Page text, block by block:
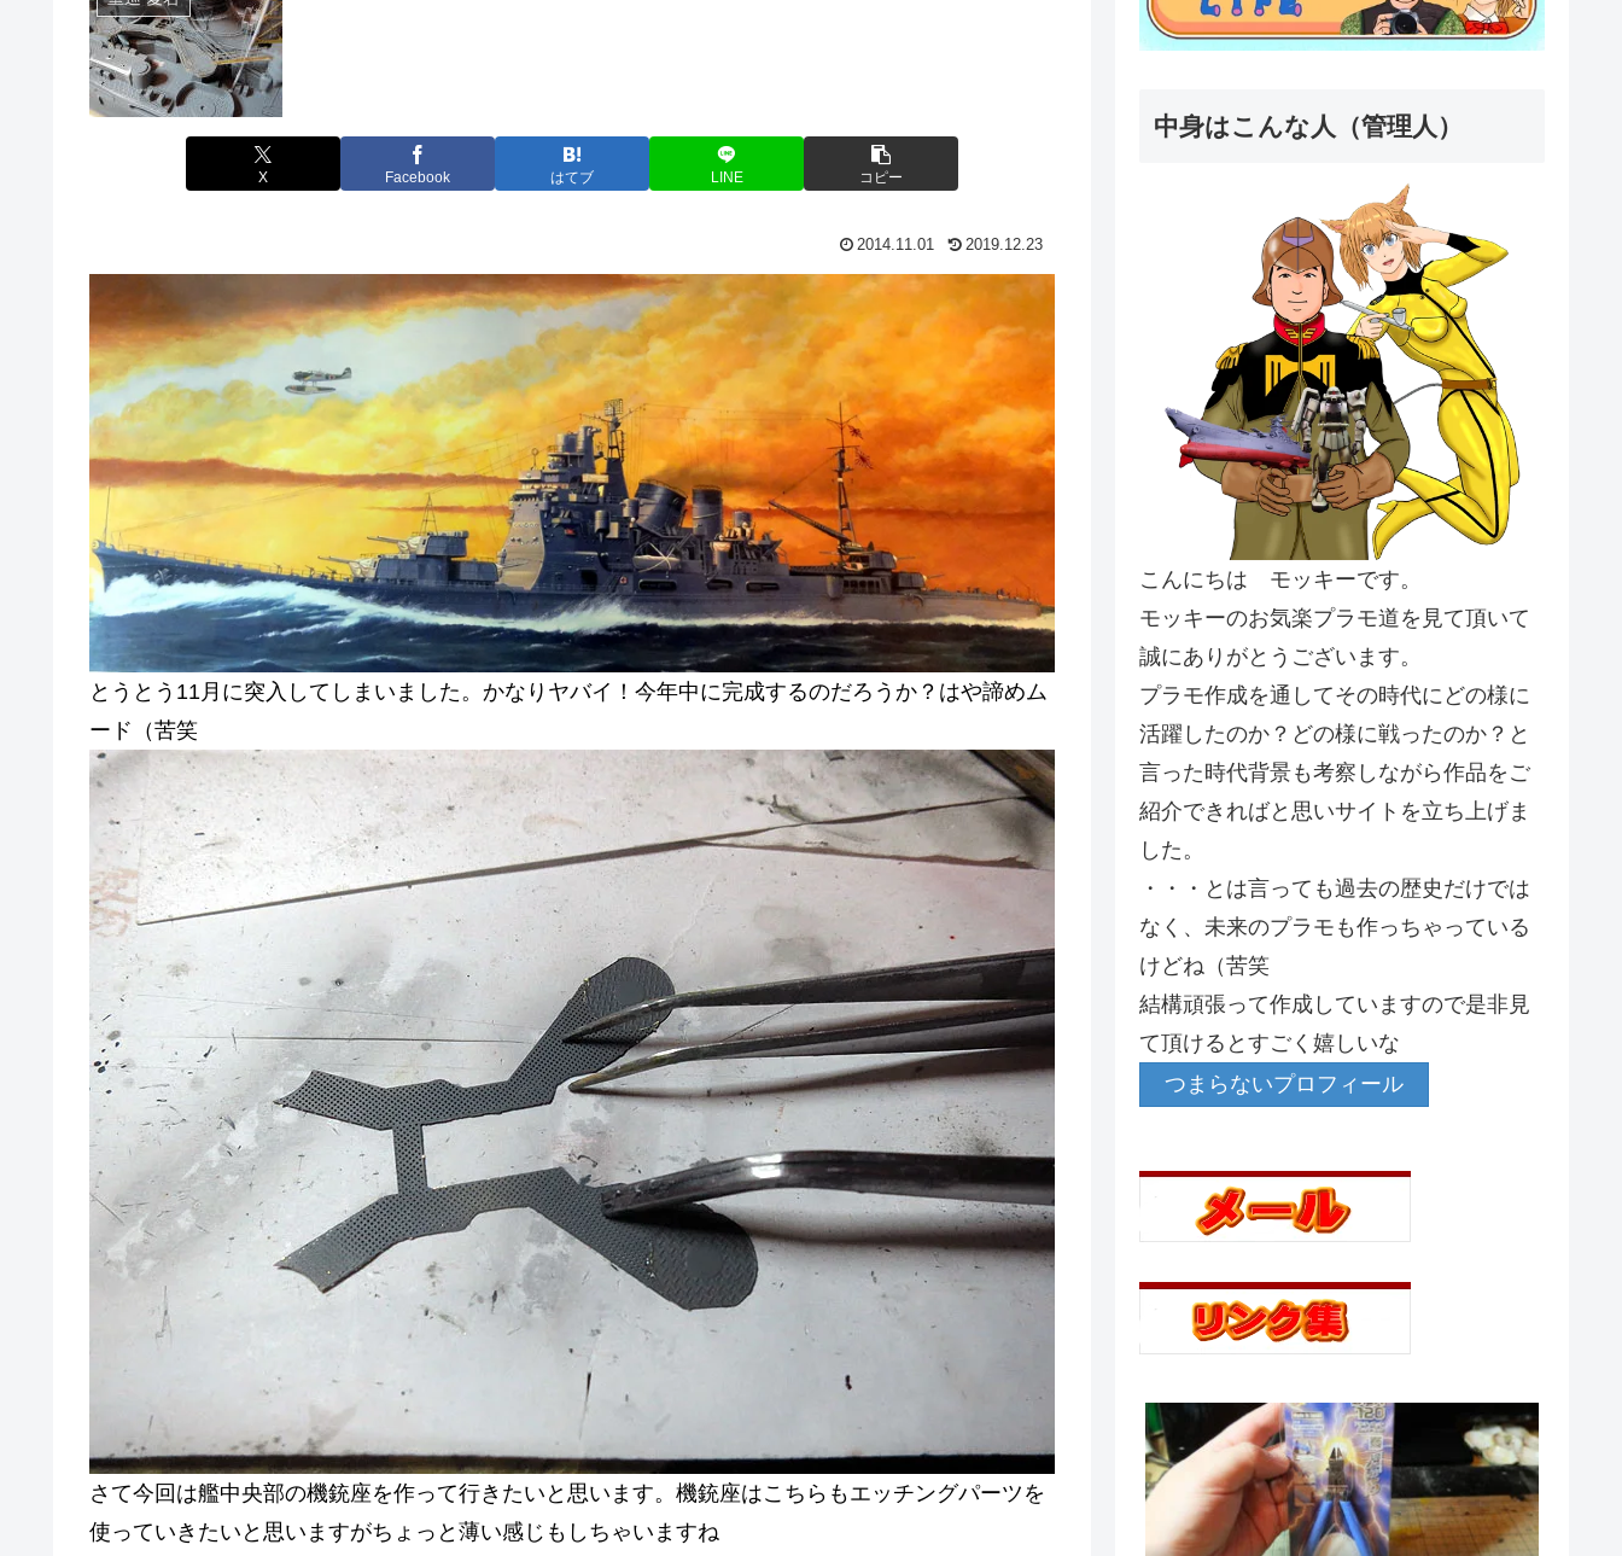
X Facebook はてブ LINE コピー
2014.11.01 2019.12.23
とうとう11月に突入してしまいました。かなりヤバイ！今年中に完成するのだろうか？はや諦めム
ード（苦笑
さて今回は艦中央部の機銃座を作って行きたいと思います。機銃座はこちらもエッチングパーツを
使っていきたいと思いますがちょっと薄い感じもしちゃいますね
中身はこんな人（管理人）
こんにちは モッキーです。
モッキーのお気楽プラモ道を見て頂いて
誠にありがとうございます。
プラモ作成を通してその時代にどの様に
活躍したのか？どの様に戦ったのか？と
言った時代背景も考察しながら作品をご
紹介できればと思いサイトを立ち上げま
した。
・・・とは言っても過去の歴史だけでは
なく、未来のプラモも作っちゃっている
けどね（苦笑
結構頑張って作成していますので是非見
て頂けるとすごく嬉しいな
つまらないプロフィール